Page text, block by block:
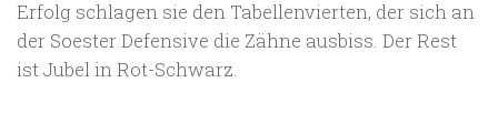
Erfolg schlagen sie den Tabellenvierten, der sich an
der Soester Defensive die Zähne ausbiss. Der Rest
ist Jubel in Rot-Schwarz.